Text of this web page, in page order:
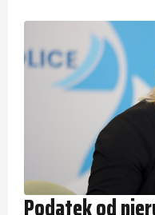
Podatek od